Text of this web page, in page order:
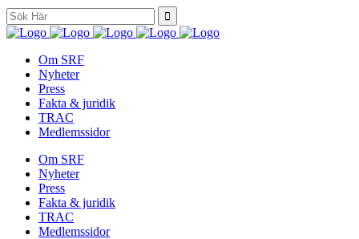
Search
for:
Om SRF
Nyheter
Press
Fakta & juridik
TRAC
Medlemssidor
Om SRF
Nyheter
Press
Fakta & juridik
TRAC
Medlemssidor